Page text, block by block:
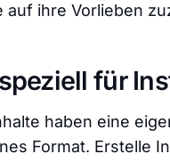
auf ihre Vorlieben
für
haben eine
Format. Erstelle